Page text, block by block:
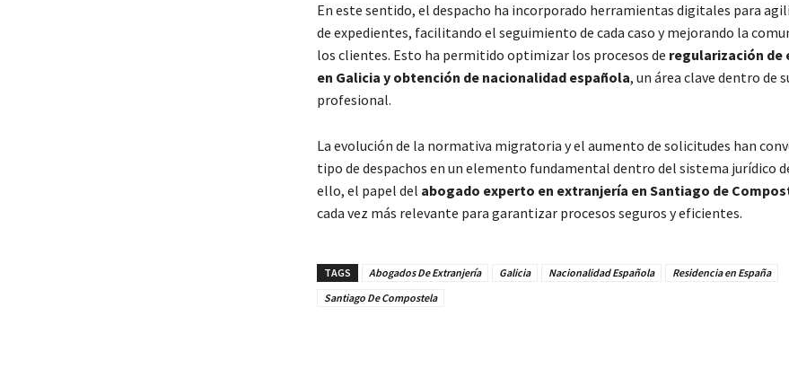
En este sentido, el despacho ha incorporado herramientas digitales para
de expedientes, facilitando el seguimiento de cada caso y mejorando la
los clientes. Esto ha permitido optimizar los procesos de regularización de
en Galicia y obtención de nacionalidad española, un área clave dentro de
profesional.
La evolución de la normativa migratoria y el aumento de solicitudes han
tipo de despachos en un elemento fundamental dentro del sistema jurídico
ello, el papel del abogado experto en extranjería en Santiago de
cada vez más relevante para garantizar procesos seguros y eficientes.
TAGS Abogados De Extranjería Galicia Nacionalidad Española
Residencia en España
Santiago De Compostela